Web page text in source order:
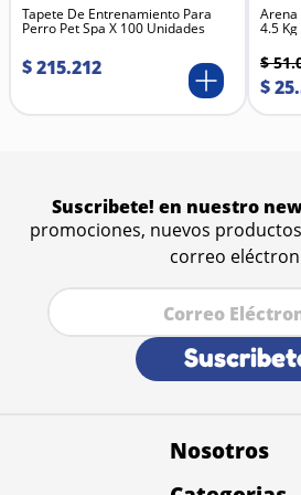
Tapete De Entrenamiento Para
Perro Pet Spa X 100 Unidades
$215.212
Arena
4.5 Kg
$ 51.
$25.
Suscribete! en nuestro
promociones, nuevos
correo
Nosotros